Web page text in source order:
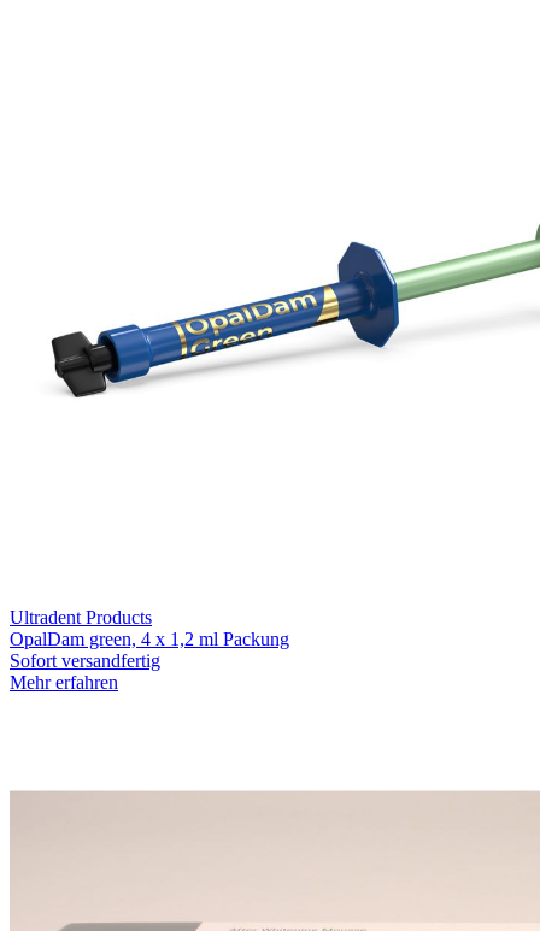
Ultradent Products
OpalDam green, 4 x 1,2 ml Packung
Sofort versandfertig
Mehr erfahren